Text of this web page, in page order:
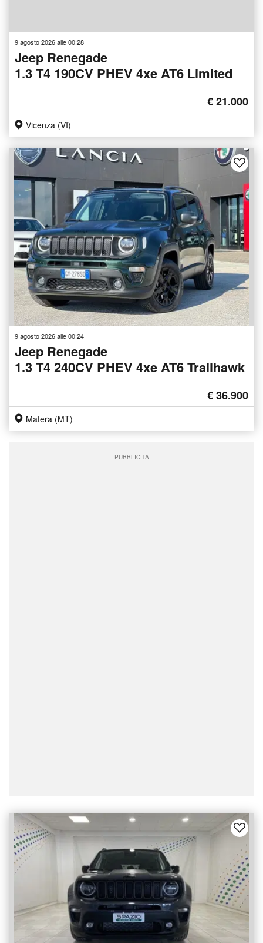
9 agosto 2026 alle 00:28
Jeep Renegade
1.3 T4 190CV PHEV 4xe AT6 Limited
€ 21.000
Vicenza (VI)
9 agosto 2026 alle 00:24
Jeep Renegade
1.3 T4 240CV PHEV 4xe AT6 Trailhawk
€ 36.900
Matera (MT)
PUBBLICITÀ